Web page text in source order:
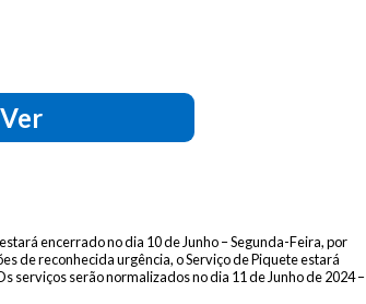
Ver
encerrado no dia 10 de Junho – Segunda-Feira, por
de reconhecida urgência, o Serviço de Piquete estará
serviços serão normalizados no dia 11 de Junho de 2024 –